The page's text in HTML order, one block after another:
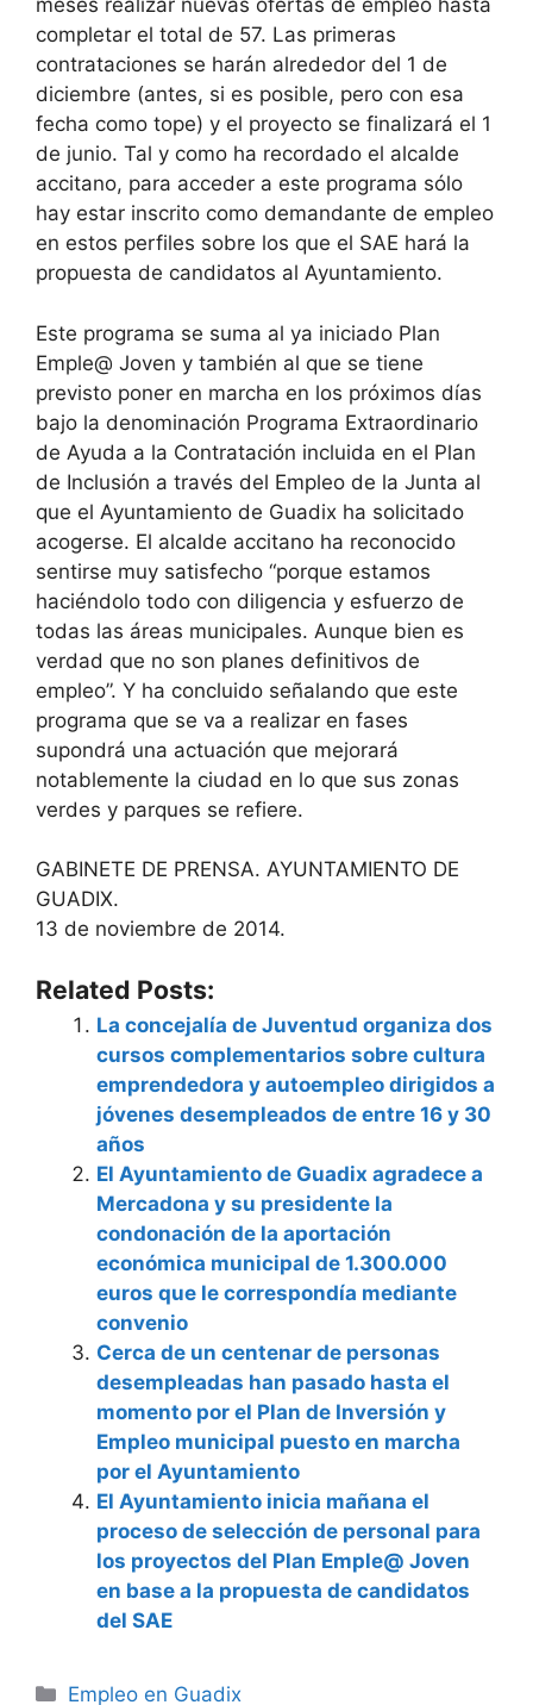
meses realizar nuevas ofertas de empleo hasta
completar el total de 57. Las primeras
contrataciones se harán alrededor del 1 de
diciembre (antes, si es posible, pero con esa
fecha como tope) y el proyecto se finalizará el 1
de junio. Tal y como ha recordado el alcalde
accitano, para acceder a este programa sólo
hay estar inscrito como demandante de empleo
en estos perfiles sobre los que el SAE hará la
propuesta de candidatos al Ayuntamiento.
Este programa se suma al ya iniciado Plan
Emple@ Joven y también al que se tiene
previsto poner en marcha en los próximos días
bajo la denominación Programa Extraordinario
de Ayuda a la Contratación incluida en el Plan
de Inclusión a través del Empleo de la Junta al
que el Ayuntamiento de Guadix ha solicitado
acogerse. El alcalde accitano ha reconocido
sentirse muy satisfecho “porque estamos
haciéndolo todo con diligencia y esfuerzo de
todas las áreas municipales. Aunque bien es
verdad que no son planes definitivos de
empleo”. Y ha concluido señalando que este
programa que se va a realizar en fases
supondrá una actuación que mejorará
notablemente la ciudad en lo que sus zonas
verdes y parques se refiere.
GABINETE DE PRENSA. AYUNTAMIENTO DE
GUADIX.
13 de noviembre de 2014.
Related Posts:
La concejalía de Juventud organiza dos
cursos complementarios sobre cultura
emprendedora y autoempleo dirigidos a
jóvenes desempleados de entre 16 y 30
años
El Ayuntamiento de Guadix agradece a
Mercadona y su presidente la
condonación de la aportación
económica municipal de 1.300.000
euros que le correspondía mediante
convenio
Cerca de un centenar de personas
desempleadas han pasado hasta el
momento por el Plan de Inversión y
Empleo municipal puesto en marcha
por el Ayuntamiento
El Ayuntamiento inicia mañana el
proceso de selección de personal para
los proyectos del Plan Emple@ Joven
en base a la propuesta de candidatos
del SAE
Categorías
Empleo en Guadix